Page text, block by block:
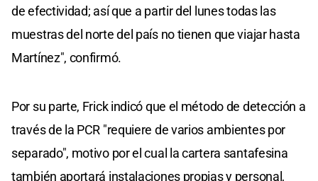
de efectividad; así que a partir del lunes todas las
muestras del norte del país no tienen que viajar hasta
Martínez", confirmó.
Por su parte, Frick indicó que el método de detección a
través de la PCR "requiere de varios ambientes por
separado", motivo por el cual la cartera santafesina
también aportará instalaciones propias y personal,